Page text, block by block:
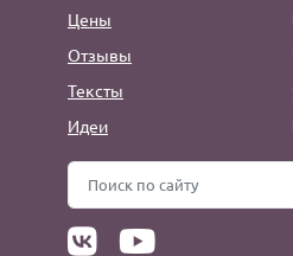
Цены
Отзывы
Тексты
Идеи